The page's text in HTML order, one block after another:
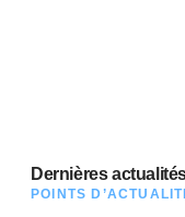
Dernières
POINTS